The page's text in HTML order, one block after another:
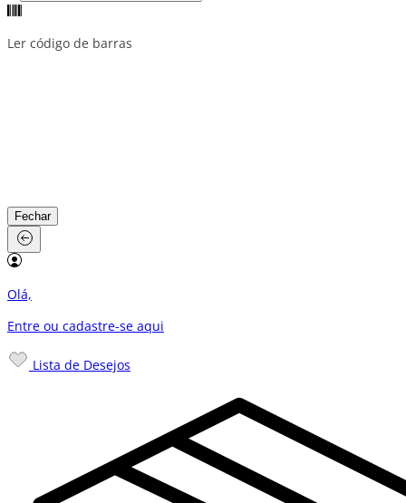
Ler código de barras
Fechar
Olá,
Entre ou cadastre-se aqui
Lista de Desejos